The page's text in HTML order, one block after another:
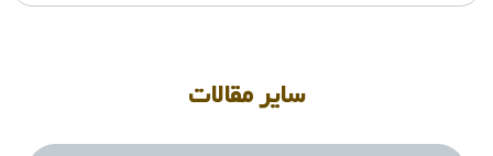
سایر مقالات